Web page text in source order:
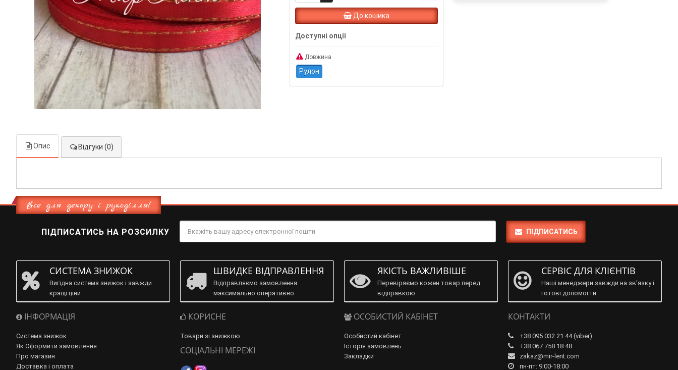
До кошика
Доступні опції
Довжина
Рулон
Опис Відгуки (0)
Все для декору і рукоділля!
ПІДПИСАТИСЬ НА РОЗСИЛКУ ПІДПИСАТИСЬ
СИСТЕМА ЗНИЖОК
Вигідна система знижок і завжди
кращі ціни
ШВИДКЕ ВІДПРАВЛЕННЯ
Відправляємо замовлення
максимально оперативно
ЯКІСТЬ ВАЖЛИВІШЕ
Перевіряємо кожен товар перед
відправкою
СЕРВІС ДЛЯ КЛІЄНТІВ
Наші менеджери завжди на зв'язку і
готові допомогти
ІНФОРМАЦІЯ
Система знижок
Як Оформити замовлення
Про магазин
Доставка і оплата
КОРИСНЕ
Товари зі знижкою
СОЦІАЛЬНІ МЕРЕЖІ
ОСОБИСТИЙ КАБІНЕТ
Особистий кабінет
Історія замовлень
Закладки
КОНТАКТИ
+38 095 032 21 44 (viber)
+38 067 758 18 48
zakaz@mir-lent.com
пн-пт: 9:00-18:00